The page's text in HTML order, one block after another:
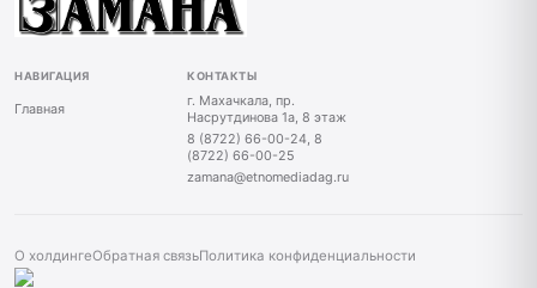
НАВИГАЦИЯ
Главная
КОНТАКТЫ
г. Махачкала, пр.
Насрутдинова 1а, 8 этаж
8 (8722) 66-00-24, 8
(8722) 66-00-25
zamana@etnomediadag.ru
О холдингеОбратная связьПолитика конфиденциальности